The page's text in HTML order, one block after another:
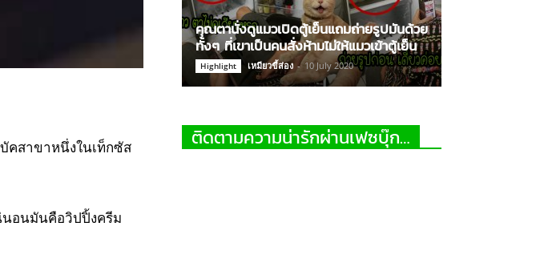
คสาขาหนึ่งในเท็กซัส
นอนมันคือวิปปิ้งครีม
คุณตานั่งดูแมวเปิดตู้เย็นแถมถ่ายรูปมันด้วย
ทั้งๆ ที่เขาเป็นคนสั่งห้ามไม่ให้แมวเข้าตู้เย็น
Highlight เหมียวขี้ส่อง - 10 July 2020
ติดตามความน่ารักผ่านเฟซบุ๊ก…